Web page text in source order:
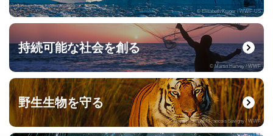
© Elisabeth Kruger / WWF-US
持続可能な社会を創る
© Martin Harvey / WWF
野生生物を守る
© naturepl.com / Francois Savigny / WWF